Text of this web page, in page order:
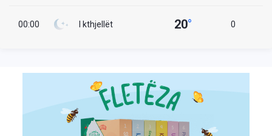
00:00 I kthjellët 20° 0